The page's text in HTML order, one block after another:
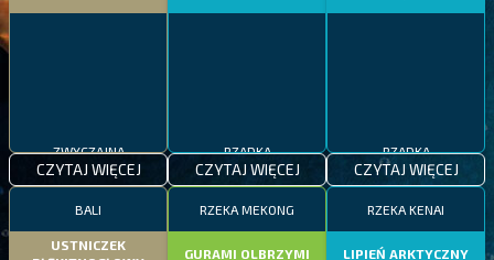
ZWYCZAJNA
CZYTAJ WIĘCEJ
RZADKA
CZYTAJ WIĘCEJ
RZADKA
CZYTAJ WIĘCEJ
BALI
USTNICZEK
RZEKA MEKONG
GURAMI OLBRZYMI
RZEKA KENAI
LIPIEŃ ARKTYCZNY